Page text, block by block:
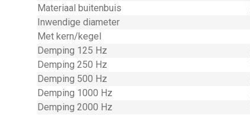
Materiaal buitenbuis
Inwendige diameter
Met kern/kegel
Demping 125 Hz
Demping 250 Hz
Demping 500 Hz
Demping 1000 Hz
Demping 2000 Hz